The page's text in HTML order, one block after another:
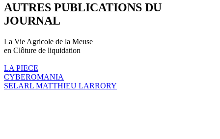
AUTRES PUBLICATIONS DU
JOURNAL
La Vie Agricole de la Meuse
en Clôture de liquidation
LA PIECE
CYBEROMANIA
SELARL MATTHIEU LARRORY